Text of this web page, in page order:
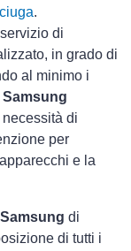
.
di
in grado di
al minimo i
Samsung
di
per
e la
di
di tutti i